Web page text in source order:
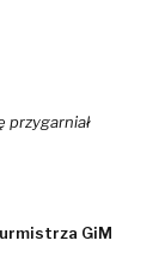
przygarniał
GiM